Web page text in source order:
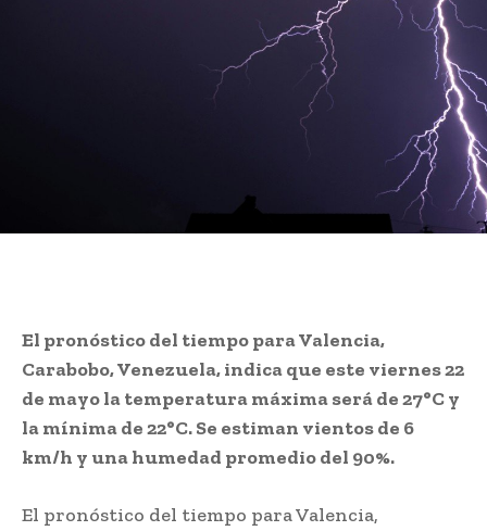
El pronóstico del tiempo para Valencia,
Carabobo, Venezuela, indica que este viernes 22
de mayo la temperatura máxima será de 27°C y
la mínima de 22°C. Se estiman vientos de 6
km/h y una humedad promedio del 90%.
El pronóstico del tiempo para Valencia,